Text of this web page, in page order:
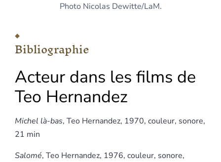
Photo Nicolas Dewitte/LaM.
Bibliographie
Acteur dans les films de
Teo Hernandez
Michel là-bas, Teo Hernandez, 1970, couleur, sonore,
21 min
Salomé, Teo Hernandez, 1976, couleur, sonore,